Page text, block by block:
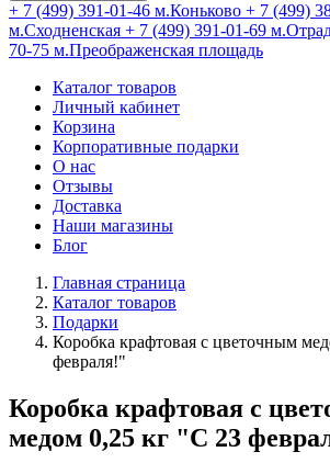
+ 7 (499) 391-01-46 м.Коньково + 7 (499)
м.Сходненская + 7 (499) 391-01-69
70-75 м.Преображенская площадь
Каталог товаров
Личный кабинет
Корзина
Корпоративные подарки
О нас
Отзывы
Доставка
Наши магазины
Блог
Главная страница
Каталог товаров
Подарки
Коробка крафтовая с цветочным
февраля!"
Коробка крафтовая с
медом 0,25 кг "С 23